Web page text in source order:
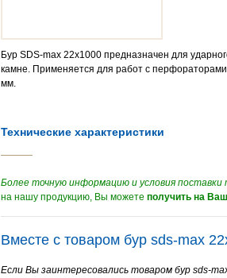
Бур SDS-max 22х1000 предназначен для
камне. Применяется для работ с
мм.
Технические характеристики
Более точную информацию и условия поставки
на нашу продукцию, Вы можете получить на
Вместе с товаром бур sds-max
Если Вы заинтересовались товаром бур sds-